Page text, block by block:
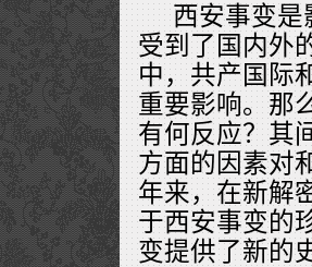
西安事变是
受到了国内外
中，共产国际
重要影响。那
有何反应？其
方面的因素对
年来，在新解
于西安事变的
变提供了新的